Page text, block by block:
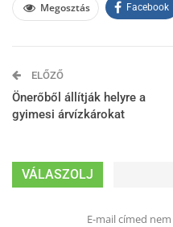
Megosztás Facebook
ELŐZŐ
Önerőből állítják helyre a
gyimesi árvízkárokat
VÁLASZOLJ
E-mail címed